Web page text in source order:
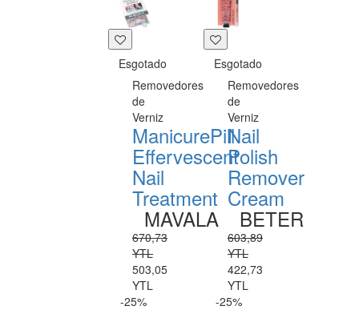
Esgotado
Removedores
de
Verniz
ManicurePill
Effervescent
Nail
Treatment
MAVALA
670,73
YTL
503,05
YTL
Esgotado
Removedores
de
Verniz
Nail
Polish
Remover
Cream
BETER
603,89
YTL
422,73
YTL
-25%
-25%